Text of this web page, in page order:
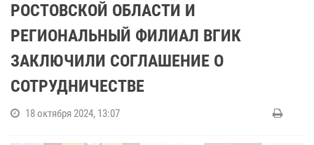
РОСТОВСКОЙ ОБЛАСТИ И
РЕГИОНАЛЬНЫЙ ФИЛИАЛ ВГИК
ЗАКЛЮЧИЛИ СОГЛАШЕНИЕ О
СОТРУДНИЧЕСТВЕ
18 октября 2024, 13:07